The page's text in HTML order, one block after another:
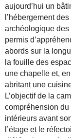
aujourd’hui un
l’hébergement
archéologique des
permis
abords sur la
la fouille des
une chapelle et,
abritant une
L’objectif de la
compréhension du
intérieurs avant
l’étage et le